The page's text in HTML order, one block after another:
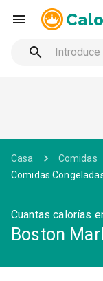
Casa Comidas
Comidas
Cuantas calorías
Boston